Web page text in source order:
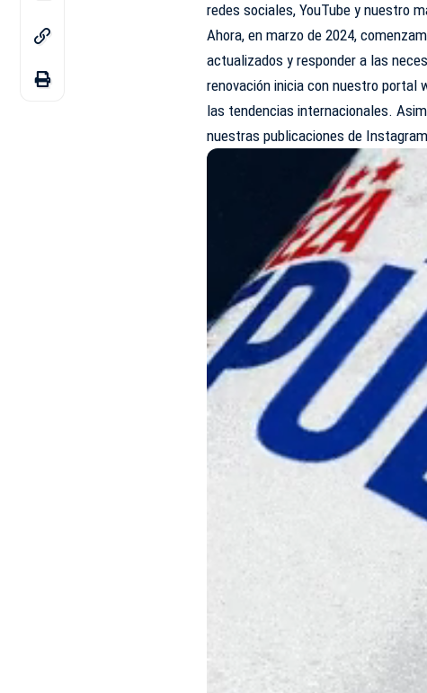
redes sociales, YouTube y nuestro
Ahora, en marzo de 2024,
actualizados y responder a las
renovación inicia con nuestro portal
las tendencias internacionales.
nuestras publicaciones de